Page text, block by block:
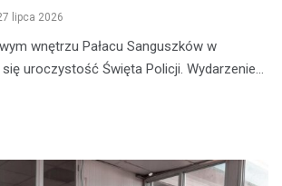
lipca 2026
wnętrzu Pałacu Sanguszków w
się uroczystość Święta Policji. Wydarzenie…